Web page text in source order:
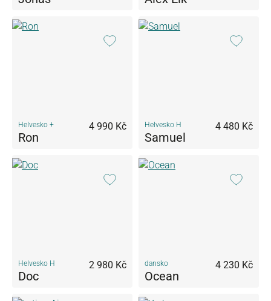
Helvesko +
Ron
4 990 Kč Helvesko H
Samuel
4 480 Kč
Helvesko H
Doc
2 980 Kč dansko
Ocean
4 230 Kč